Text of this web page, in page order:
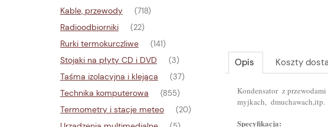
Kable, przewody (718)
Radioodbiorniki (22)
Rurki termokurczliwe (141)
Stojaki na płyty CD i DVD (3)
Taśma izolacyjna i klejąca (37)
Technika komputerowa (855)
Termometry i stacje meteo (20)
Opis Koszty
Kondensator z
myjkach, dmuchawach,itp.
Specyfikacja: